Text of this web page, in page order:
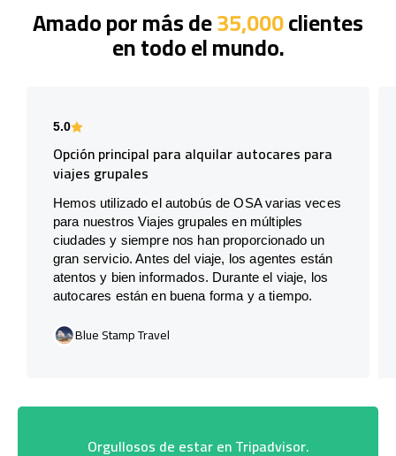
Amado por más de35,000clientes
en todo el mundo.
5.0
Opción principal para alquilar autocares para
viajes grupales
Hemos utilizado el autobús de OSA varias veces
para nuestros Viajes grupales en múltiples
ciudades y siempre nos han proporcionado un
gran servicio. Antes del viaje, los agentes están
atentos y bien informados. Durante el viaje, los
autocares están en buena forma y a tiempo.
Blue Stamp Travel
Orgullosos de estar en Tripadvisor.